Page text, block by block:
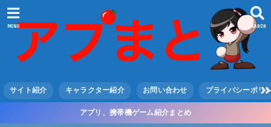
SEARCH
MENU
サイト紹介 キャラクター紹介 お問い合わせ プライバシーポリ
アプリ、携帯機ゲーム紹介まとめ